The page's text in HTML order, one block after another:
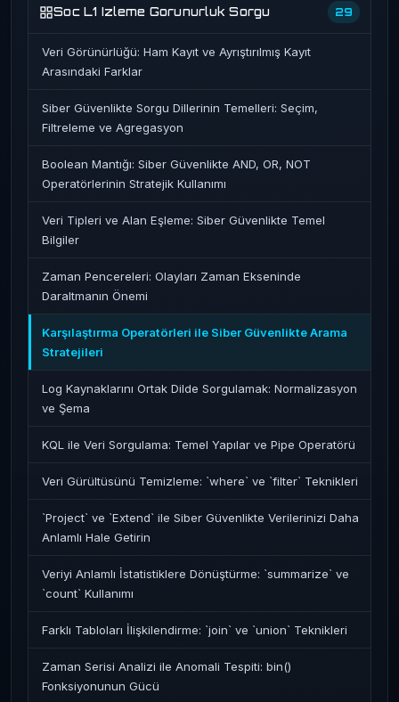
Soc L1 Izleme Gorunurluk Sorgu 29
Veri Görünürlüğü: Ham Kayıt ve Ayrıştırılmış Kayıt
Arasındaki Farklar
Siber Güvenlikte Sorgu Dillerinin Temelleri: Seçim,
Filtreleme ve Agregasyon
Boolean Mantığı: Siber Güvenlikte AND, OR, NOT
Operatörlerinin Stratejik Kullanımı
Veri Tipleri ve Alan Eşleme: Siber Güvenlikte Temel
Bilgiler
Zaman Pencereleri: Olayları Zaman Ekseninde
Daraltmanın Önemi
Karşılaştırma Operatörleri ile Siber Güvenlikte Arama
Stratejileri
Log Kaynaklarını Ortak Dilde Sorgulamak: Normalizasyon
ve Şema
KQL ile Veri Sorgulama: Temel Yapılar ve Pipe Operatörü
Veri Gürültüsünü Temizleme: `where` ve `filter` Teknikleri
`Project` ve `Extend` ile Siber Güvenlikte Verilerinizi Daha
Anlamlı Hale Getirin
Veriyi Anlamlı İstatistiklere Dönüştürme: `summarize` ve
`count` Kullanımı
Farklı Tabloları İlişkilendirme: `join` ve `union` Teknikleri
Zaman Serisi Analizi ile Anomali Tespiti: bin()
Fonksiyonunun Gücü